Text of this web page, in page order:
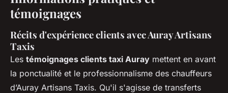
témoignages
Récits d'expérience clients avec Auray Artisans
Taxis
Les témoignages clients taxi Auray mettent en avant
la ponctualité et le professionnalisme des chauffeurs
d’Auray Artisans Taxis. Qu'il s'agisse de transferts